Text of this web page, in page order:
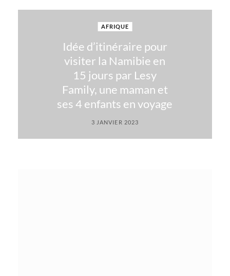
AFRIQUE
Idée d’itinéraire pour
visiter la Namibie en
15 jours par Lesy
Family, une maman et
ses 4 enfants en voyage
3 JANVIER 2023